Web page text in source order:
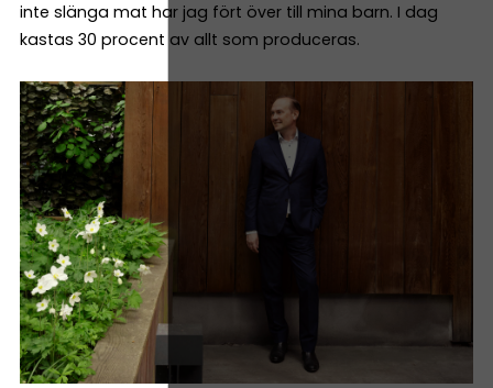
inte slänga mat har jag fört över till mina barn. I dag
kastas 30 procent av allt som produceras.